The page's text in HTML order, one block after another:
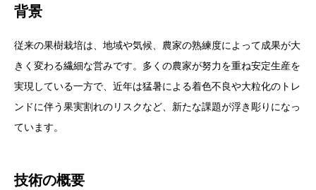
背景
従来の果樹栽培は、地域や気候、農家の熟練度によって成果が大
きく変わる繊細な営みです。多くの農家が努力を重ね安定生産を
実現している一方で、近年は猛暑による着色不良や大粒化のトレ
ンドに伴う果実割れのリスクなど、新たな課題が浮き彫りになっ
ています。
技術の概要